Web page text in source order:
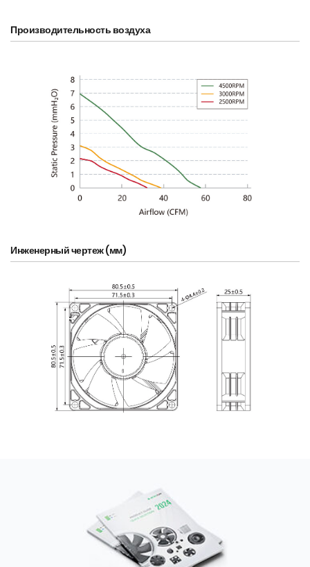
Производительность воздуха
Инженерный чертеж (мм)